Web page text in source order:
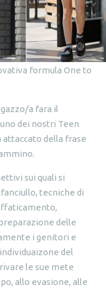
formula One to
a fara il
dei nostri Teen
della frase
sui quali si
tecniche di
delle
i genitori e
del
le sue mete
allo evasione, alle